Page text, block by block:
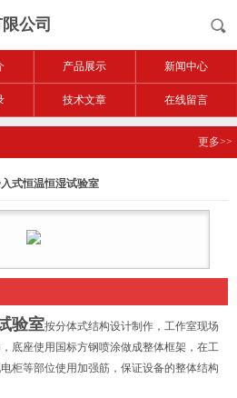
公司
产品展示 新闻中心
技术文章 在线留言
更多>>
式恒温恒湿试验室
验室按分体式结构设计制作，工作室现场
底座使用国标方钢喷涂做成整体框架，在工
柜等部位使用加强筋，保证设备的整体结构